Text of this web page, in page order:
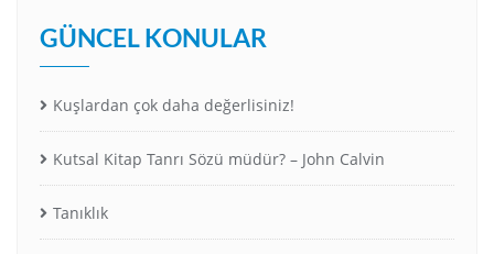
GÜNCEL KONULAR
Kuşlardan çok daha değerlisiniz!
Kutsal Kitap Tanrı Sözü müdür? – John Calvin
Tanıklık